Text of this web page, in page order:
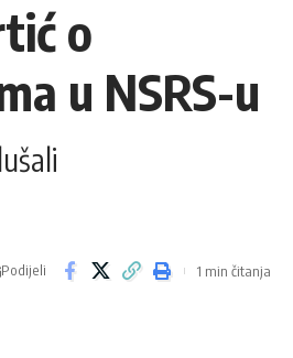
o
u NSRS-u
Podijeli 1 min čitanja